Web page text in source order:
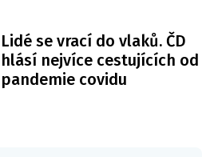
Lidé se vrací do vlaků. ČD
hlásí nejvíce cestujících od
pandemie covidu